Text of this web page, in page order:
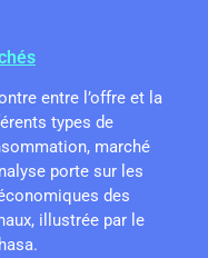
entre l’offre et la
types de
marché
porte sur les
des
illustrée par le